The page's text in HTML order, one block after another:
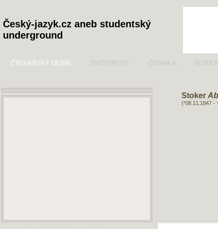
Český-jazyk.cz aneb studentský
underground
ČTENÁŘSKÝ DENÍK ŽIVOTOPISY ČÍTANKA
Stoker
(*08.11.1847 -